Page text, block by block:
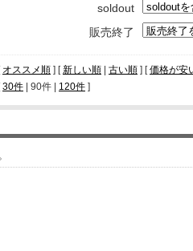
soldout
販売終了
オススメ順 ] [新しい順 | 古い順 ] [価格が安
30件 | 90件 | 120件 ]